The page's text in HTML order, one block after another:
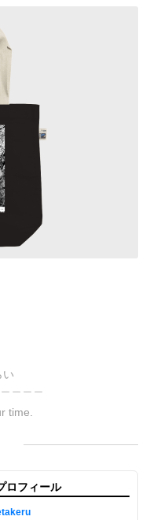
い
time.
＿＿＿
ロフィール